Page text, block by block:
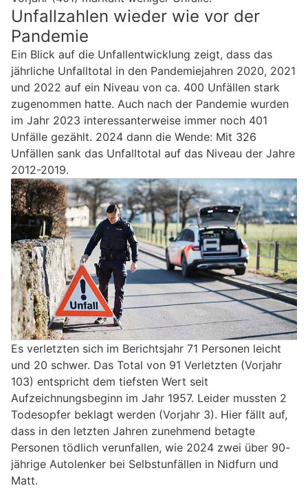
Unfallzahlen wieder wie vor der
Pandemie
Ein Blick auf die Unfallentwicklung zeigt, dass das
jährliche Unfalltotal in den Pandemiejahren 2020, 2021
und 2022 auf ein Niveau von ca. 400 Unfällen stark
zugenommen hatte. Auch nach der Pandemie wurden
im Jahr 2023 interessanterweise immer noch 401
Unfälle gezählt. 2024 dann die Wende: Mit 326
Unfällen sank das Unfalltotal auf das Niveau der Jahre
2012-2019.
Es verletzten sich im Berichtsjahr 71 Personen leicht
und 20 schwer. Das Total von 91 Verletzten (Vorjahr
103) entspricht dem tiefsten Wert seit
Aufzeichnungsbeginn im Jahr 1957. Leider mussten 2
Todesopfer beklagt werden (Vorjahr 3). Hier fällt auf,
dass in den letzten Jahren zunehmend betagte
Personen tödlich verunfallen, wie 2024 zwei über 90-
jährige Autolenker bei Selbstunfällen in Nidfurn und
Matt.